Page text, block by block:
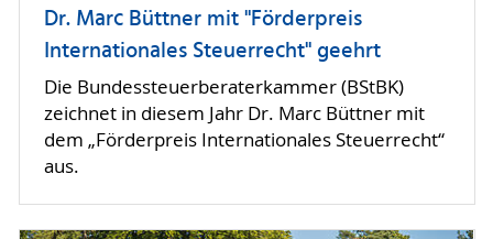
Dr. Marc Büttner mit "Förderpreis
Internationales Steuerrecht" geehrt
Die Bundessteuerberaterkammer (BStBK)
zeichnet in diesem Jahr Dr. Marc Büttner mit
dem „Förderpreis Internationales Steuerrecht“
aus.